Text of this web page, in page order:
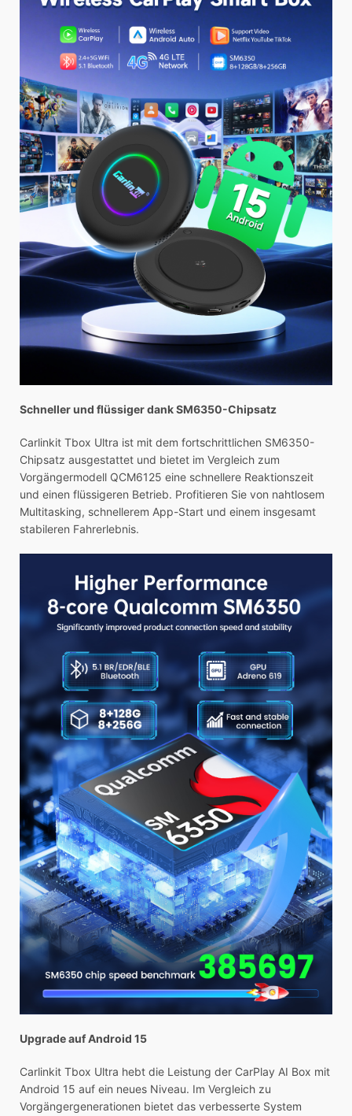
Schneller und flüssiger dank SM6350-Chipsatz
Carlinkit Tbox Ultra ist mit dem fortschrittlichen SM6350-
Chipsatz ausgestattet und bietet im Vergleich zum
Vorgängermodell QCM6125 eine schnellere Reaktionszeit
und einen flüssigeren Betrieb. Profitieren Sie von nahtlosem
Multitasking, schnellerem App-Start und einem insgesamt
stabileren Fahrerlebnis.
Upgrade auf Android 15
Carlinkit Tbox Ultra hebt die Leistung der CarPlay AI Box mit
Android 15 auf ein neues Niveau. Im Vergleich zu
Vorgängergenerationen bietet das verbesserte System